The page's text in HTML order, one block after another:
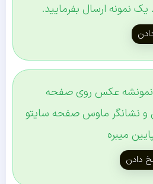
نمونه ارسال بفرمایید.
نمونشه عکس روی صفحه
نشانگر ماوس صفحه سایتو
میبره
دادن